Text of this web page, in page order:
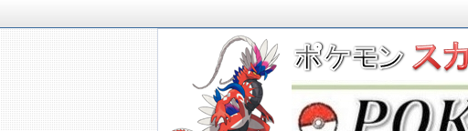
ポケモン最新情報まと
ポケモンSV(スカーレットバイオレット)の攻
TIMES』 ポケモンSV(スカーレットバイオレ